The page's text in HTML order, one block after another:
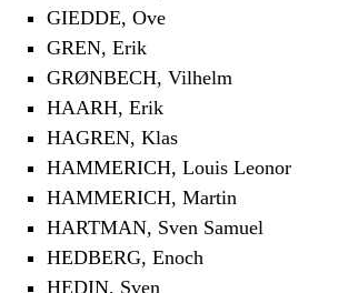
GIEDDE, Ove
GREN, Erik
GRØNBECH, Vilhelm
HAARH, Erik
HAGREN, Klas
HAMMERICH, Louis Leonor
HAMMERICH, Martin
HARTMAN, Sven Samuel
HEDBERG, Enoch
HEDIN, Sven